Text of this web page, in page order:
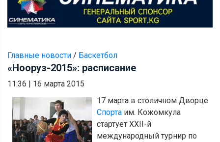
Главные новости / Баскетбол
«Нооруз-2015»: расписание
11:36 | 16 марта 2015
17 марта в столичном Дворце
Спорта им. Кожомкула
стартует XXII-й
международный турнир по